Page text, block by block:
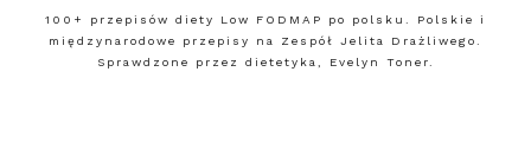
100+ przepisów diety Low FODMAP po polsku. Polskie i
międzynarodowe przepisy na Zespół Jelita Drażliwego.
Sprawdzone przez dietetyka, Evelyn Toner.